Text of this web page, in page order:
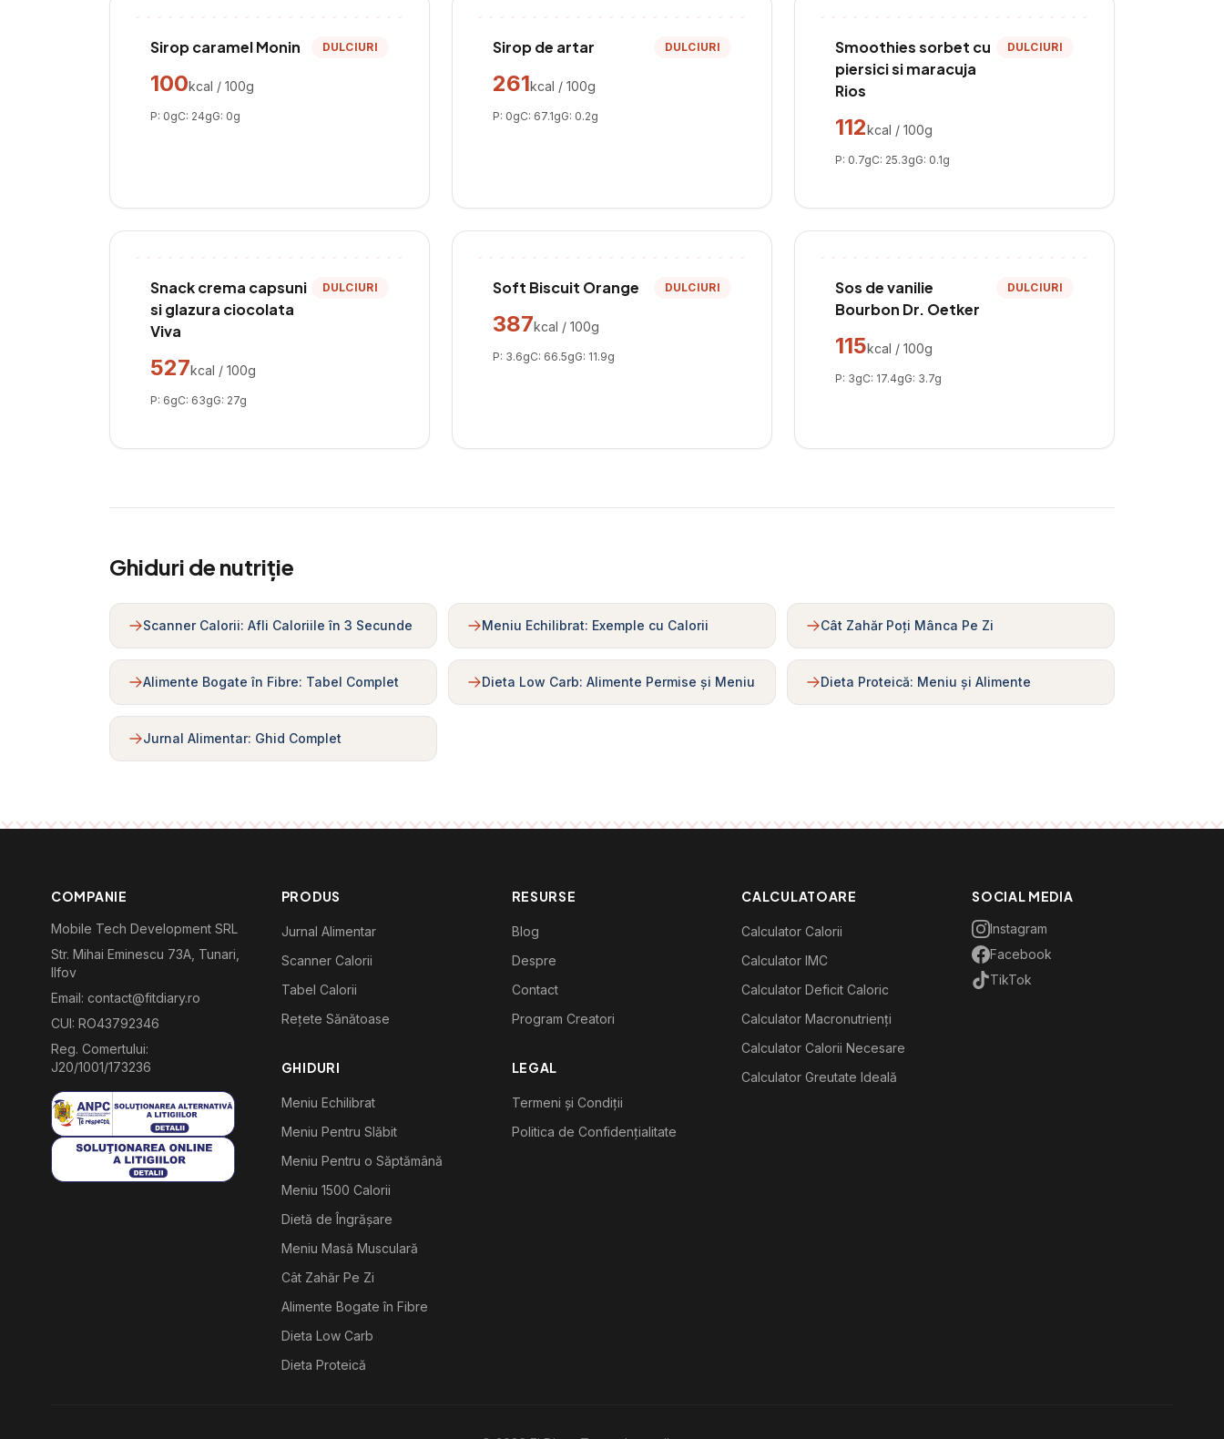
Sirop caramel Monin DULCIURI
100kcal / 100g
P: 0gC: 24gG: 0g
Sirop de artar DULCIURI
261kcal / 100g
P: 0gC: 67.1gG: 0.2g
Smoothies sorbet cu
piersici si maracuja
Rios
DULCIURI
112kcal / 100g
P: 0.7gC: 25.3gG: 0.1g
Snack crema capsuni
si glazura ciocolata
Viva
DULCIURI
527kcal / 100g
P: 6gC: 63gG: 27g
Soft Biscuit Orange DULCIURI
387kcal / 100g
P: 3.6gC: 66.5gG: 11.9g
Sos de vanilie
Bourbon Dr. Oetker
DULCIURI
115kcal / 100g
P: 3gC: 17.4gG: 3.7g
Ghiduri de nutriție
Scanner Calorii: Afli Caloriile în 3 Secunde Meniu Echilibrat: Exemple cu Calorii Cât Zahăr Poți Mânca Pe Zi
Alimente Bogate în Fibre: Tabel Complet Dieta Low Carb: Alimente Permise și Meniu Dieta Proteică: Meniu și Alimente
Jurnal Alimentar: Ghid Complet
COMPANIE
Mobile Tech Development SRL
Str. Mihai Eminescu 73A, Tunari,
Ilfov
Email: contact@fitdiary.ro
CUI: RO43792346
Reg. Comertului:
J20/1001/173236
PRODUS
Jurnal Alimentar
Scanner Calorii
Tabel Calorii
Rețete Sănătoase
GHIDURI
Meniu Echilibrat
Meniu Pentru Slăbit
Meniu Pentru o Săptămână
Meniu 1500 Calorii
Dietă de Îngrășare
Meniu Masă Musculară
Cât Zahăr Pe Zi
Alimente Bogate în Fibre
Dieta Low Carb
Dieta Proteică
RESURSE
Blog
Despre
Contact
Program Creatori
LEGAL
Termeni și Condiții
Politica de Confidențialitate
CALCULATOARE
Calculator Calorii
Calculator IMC
Calculator Deficit Caloric
Calculator Macronutrienți
Calculator Calorii Necesare
Calculator Greutate Ideală
SOCIAL MEDIA
Instagram
Facebook
TikTok